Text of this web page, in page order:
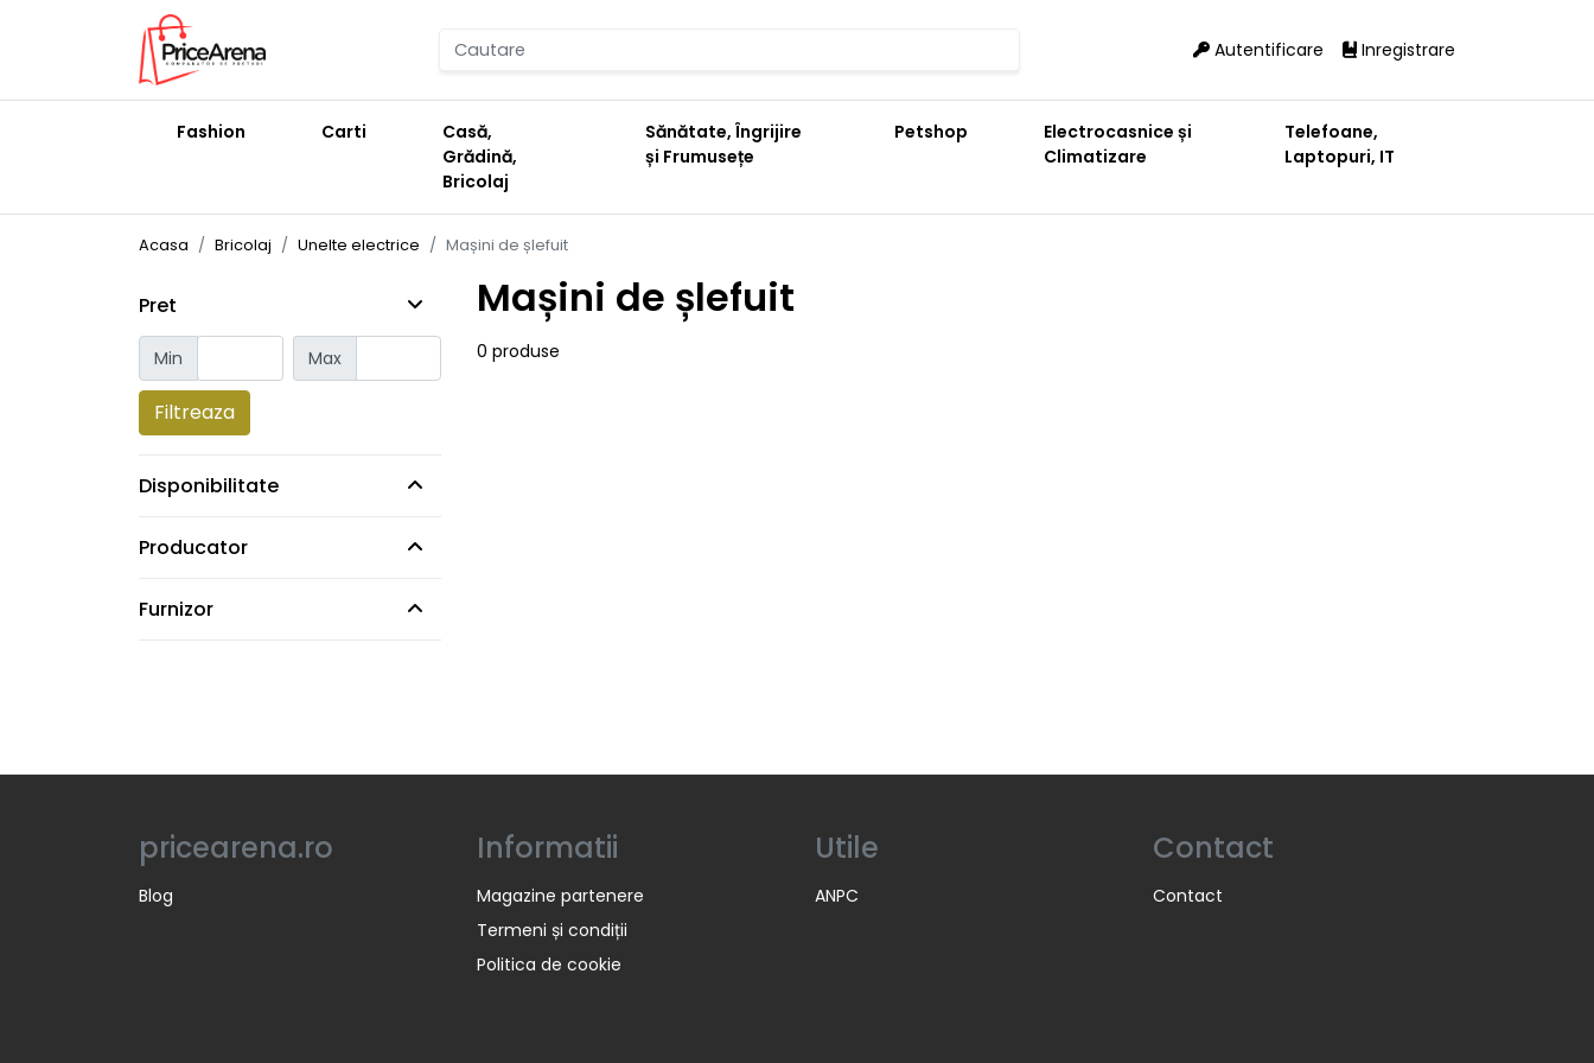
Autentificare Inregistrare
Fashion Carti
Casă,
Grădină,
Bricolaj
Sănătate, Îngrijire
și Frumusețe
Petshop
Electrocasnice și
Climatizare
Telefoane,
Laptopuri, IT
Acasa Bricolaj Unelte electrice Mașini de șlefuit
Pret
Min Max
Filtreaza
Disponibilitate
Producator
Furnizor
Mașini de șlefuit
0 produse
pricearena.ro
Blog
Informatii
Magazine partenere
Termeni și condiții
Politica de cookie
Utile
ANPC
Contact
Contact